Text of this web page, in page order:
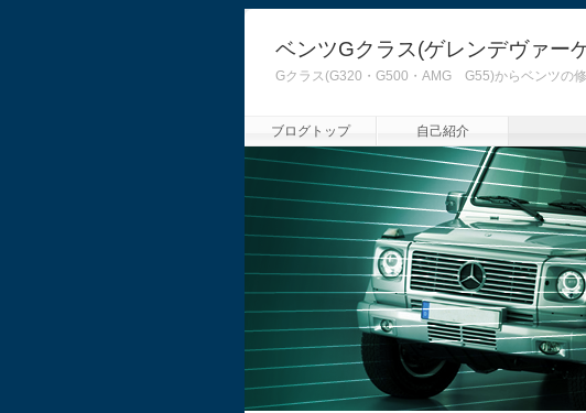
ベンツGクラス(ゲレンデヴァー
Gクラス(G320・G500・AMG G55)からベンツの
ブログトップ 自己紹介